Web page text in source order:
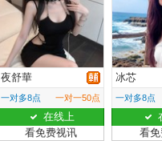
夜舒華
一对多8点 一对一50点
在线上
看免费视讯
冰芯
一对多8点
看